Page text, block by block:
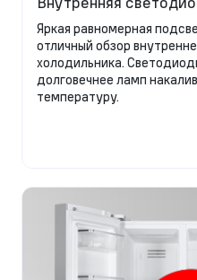
Яркая равномерная
отличный обзор
холодильника.
долговечнее ламп
температуру.